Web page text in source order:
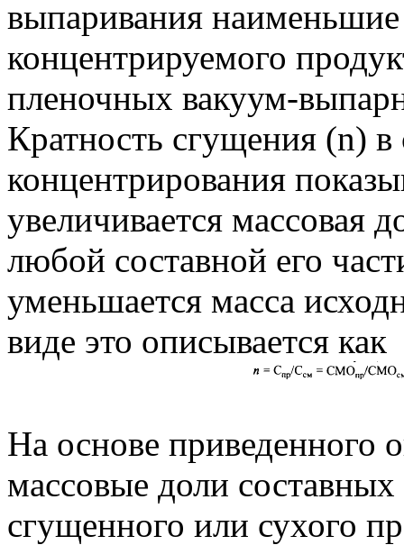
выпаривания
концентрируемого
пленочных вакуум-
Кратность сгущения (n)
концентрирования
увеличивается массовая
любой составной его
уменьшается масса
виде это описывается как
На основе приведенного
массовые доли составных
сгущенного или сухого